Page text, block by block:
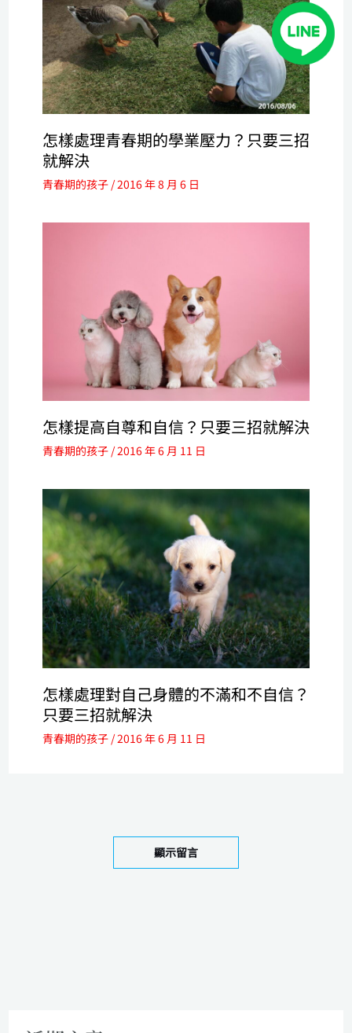
怎樣處理青春期的學業壓力？只要三招
就解決
青春期的孩子/2016 年 8 月 6 日
怎樣提高自尊和自信？只要三招就解決
青春期的孩子/2016 年 6 月 11 日
怎樣處理對自己身體的不滿和不自信？
只要三招就解決
青春期的孩子/2016 年 6 月 11 日
顯示留言